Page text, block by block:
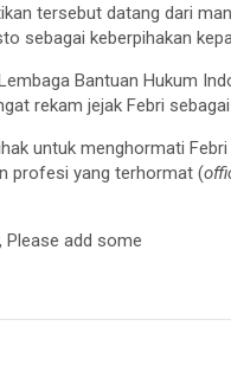
tersebut datang dari
sebagai keberpihakan
Bantuan Hukum
rekam jejak Febri
untuk menghormati
profesi yang terhormat (
Please add some